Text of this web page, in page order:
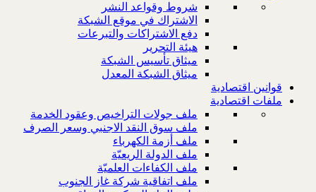
شروط وقواعد النشر
الاشتراك في موقع الشبكة
دفع الاشتراكات والتبرعات
هيئة التحرير
ميثاق تأسيس الشبكة
ميثاق الشبكة المعدل
قوانين اقتصادية
ملفات اقتصادية
ملف جولات التراخيص وعقود الخدمة
ملف سوق النقد الاجنبي وسعر الصرف
ملف أزمة الكهرباء
ملف الدولة الريعيّة
ملف الكفاءات العلميّة
ملف اتفاقية شركة غاز الجنوب